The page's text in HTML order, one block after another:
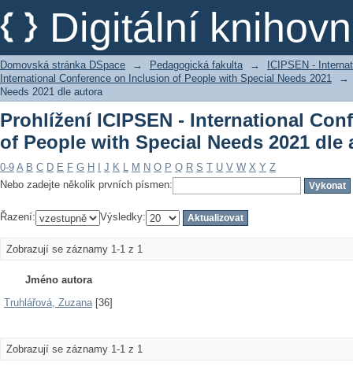
Digitální
Prohlížení ICIPSEN - International
Needs 2021 dle autora
Domovská stránka DSpace → Pedagogická fakulta →
ICIPSEN -
International Conference on Inclusion of People with Special Needs 2021
→
Needs 2021 dle autora
Prohlížení ICIPSEN - International
of People with Special Needs 2021 dle
0-9 A B C D E F G H J K L M N O P Q R S T U V W X Y Z
Nebo zadejte několik prvních písmen:
Řazení: Výsledky:
Zobrazují se záznamy 1-1 z 1
Jméno autora
Truhlářová, Zuzana[36]
Zobrazují se záznamy 1-1 z 1